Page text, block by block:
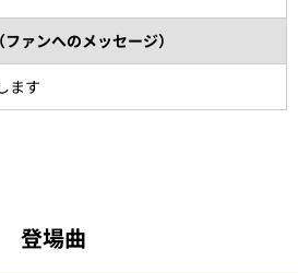
ァンへのメッセージ）
ます
登場曲